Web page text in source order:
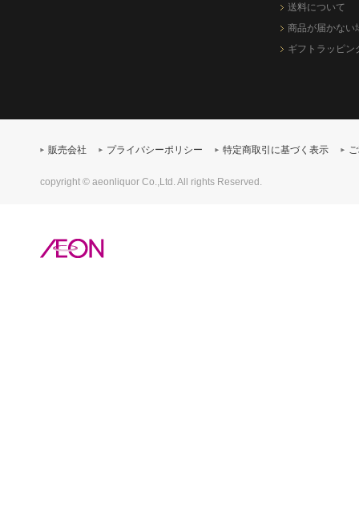
送料について
商品が届かない
ギフトラッピン
販売会社 プライバシーポリシー 特定商取引に基づく表示
copyright © aeonliquor Co.,Ltd. All rights Reserved.